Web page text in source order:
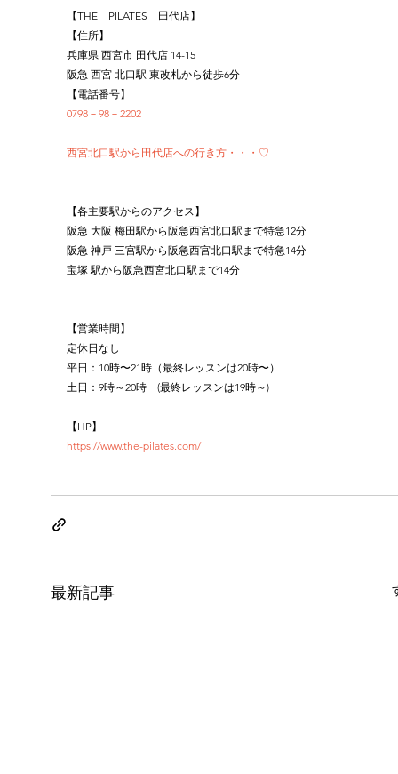
【THE　PILATES　田代店】
【住所】
兵庫県 西宮市 田代店 14-15
阪急 西宮 北口駅 東改札から徒歩6分
【電話番号】
0798－98－2202
西宮北口駅から田代店への行き方・・・♡
【各主要駅からのアクセス】
阪急 大阪 梅田駅から阪急西宮北口駅まで特急12分
阪急 神戸 三宮駅から阪急西宮北口駅まで特急14分
宝塚 駅から阪急西宮北口駅まで14分
【営業時間】
定休日なし
平日：10時〜21時（最終レッスンは20時〜）
土日：9時～20時　(最終レッスンは19時～)
【HP】
https://www.the-pilates.com/
最新記事